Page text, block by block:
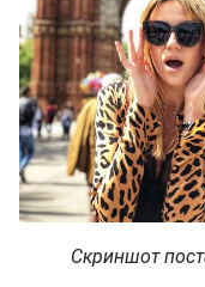
Скриншот